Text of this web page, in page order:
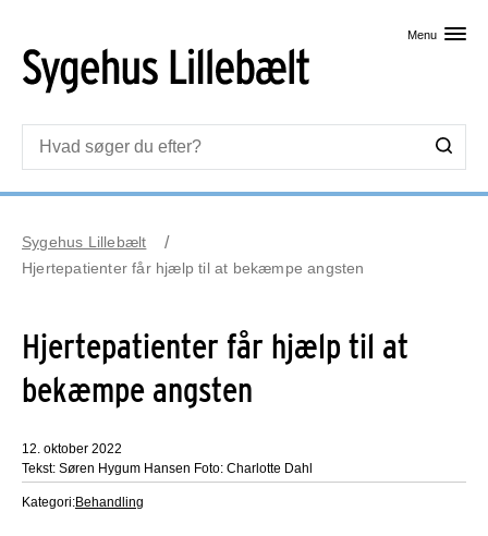
Menu
Sygehus Lillebælt
Hjertepatienter får hjælp til at bekæmpe angsten
Hjertepatienter får hjælp til at
bekæmpe angsten
12. oktober 2022
Tekst: Søren Hygum Hansen Foto: Charlotte Dahl
Kategori:Behandling